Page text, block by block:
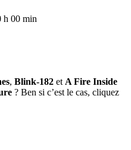
h 00 min
, Blink-182 et A Fire Inside
? Ben si c’est le cas, cliquez